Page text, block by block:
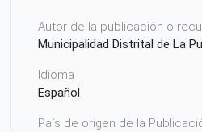
Autor de la publicación o
Municipalidad Distrital de La
Idioma
Español
País de origen de la